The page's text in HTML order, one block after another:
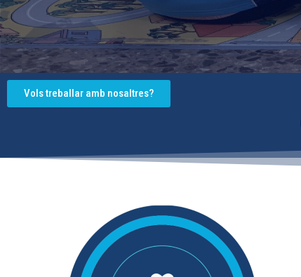
Vols treballar amb nosaltres?